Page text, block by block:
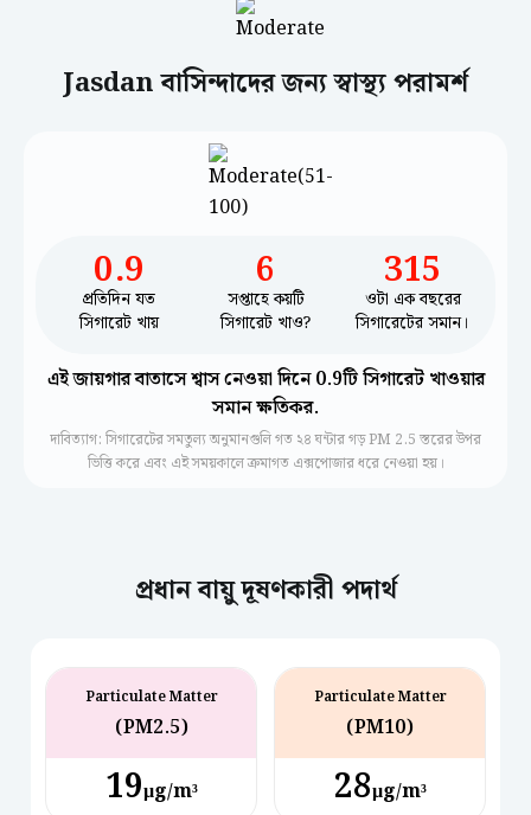
Jasdan বাসিন্দাদের জন্য স্বাস্থ্য পরামর্শ
0.9
প্রতিদিন যত
সিগারেট খায়
6
সপ্তাহে কয়টি
সিগারেট খাও?
315
ওটা এক বছরের
সিগারেটের সমান।
এই জায়গার বাতাসে শ্বাস নেওয়া দিনে 0.9টি সিগারেট খাওয়ার
সমান ক্ষতিকর.
দাবিত্যাগ: সিগারেটের সমতুল্য অনুমানগুলি গত ২৪ ঘন্টার গড় PM 2.5 স্তরের উপর
ভিত্তি করে এবং এই সময়কালে ক্রমাগত এক্সপোজার ধরে নেওয়া হয়।
প্রধান বায়ু দূষণকারী পদার্থ
Particulate Matter
(PM2.5)
19µg/m³
Particulate Matter
(PM10)
28µg/m³